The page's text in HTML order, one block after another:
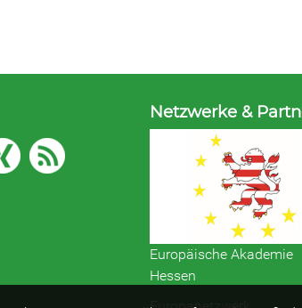
Netzwerke &
Europäische Akademie
Hessen